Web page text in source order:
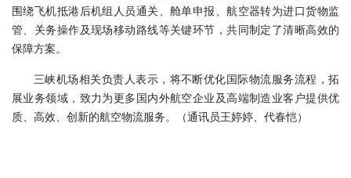
围绕飞机抵港后机组人员通关、舱单申报、航空器转为进口货物监
管、关务操作及现场移动路线等关键环节，共同制定了清晰高效的
保障方案。
三峡机场相关负责人表示，将不断优化国际物流服务流程，拓
展业务领域，致力为更多国内外航空企业及高端制造业客户提供优
质、高效、创新的航空物流服务。（通讯员王婷婷、代春恺）